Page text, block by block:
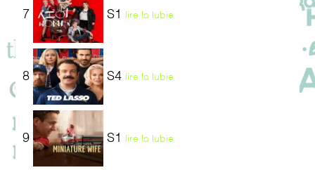
7 S1 lire la lubie
8 S4 lire la lubie
9 S1 lire la lubie